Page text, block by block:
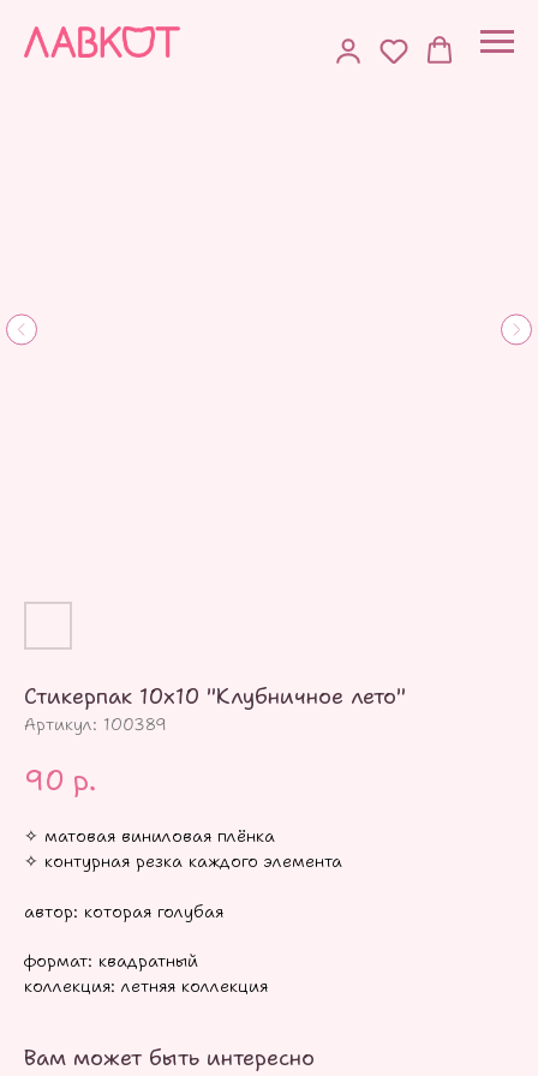
Стикерпак 10х10 "Клубничное лето"
Артикул: 100389
90 р.
✧ матовая виниловая плёнка
✧ контурная резка каждого элемента
автор: которая голубая
формат: квадратный
коллекция: летняя коллекция
Вам может быть интересно